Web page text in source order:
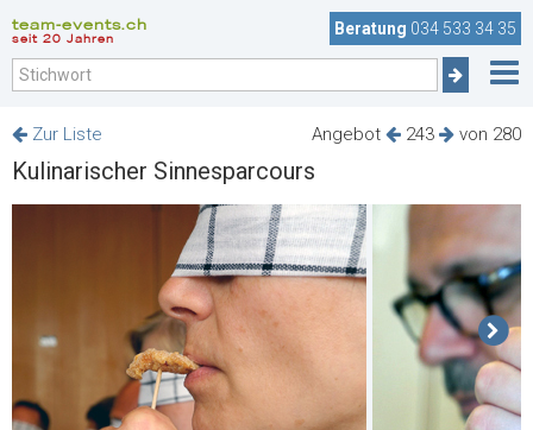
team-events.ch
seit 20 Jahren
Beratung 034 533 34 35
Angebot 243 von 280
Zur Liste
Kulinarischer Sinnesparcours